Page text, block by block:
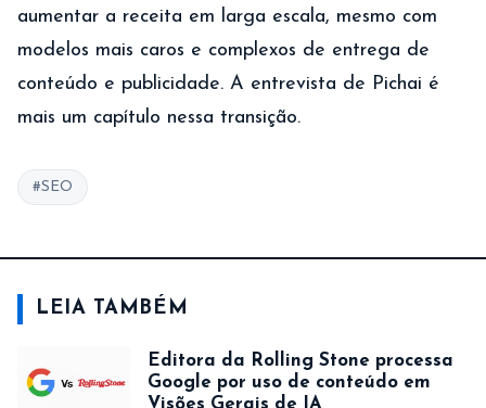
aumentar a receita em larga escala, mesmo com
modelos mais caros e complexos de entrega de
conteúdo e publicidade. A entrevista de Pichai é
mais um capítulo nessa transição.
#SEO
LEIA TAMBÉM
Editora da Rolling Stone processa
Google por uso de conteúdo em